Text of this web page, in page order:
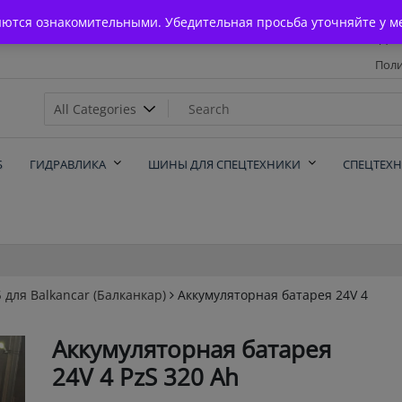
ознакомительными. Убедительная просьба уточняйте у
ГИДРАВЛИКА ШИНЫ ДЛЯ СПЕЦТЕХНИКИ
Balkanсar (Балканкар)
Аккумуляторная батарея 24V 4
Аккумуляторная батарея
24V 4 PzS 320 Ah